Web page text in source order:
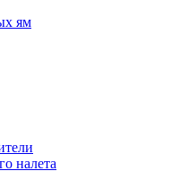
ям
налета